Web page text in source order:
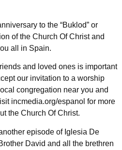
to the “Buklod” or
of the Church Of Christ and
all in Spain.
and loved ones is important
our invitation to a worship
congregation near you and
incmedia.org/espanol for more
the Church Of Christ.
episode of Iglesia De
David and all the brethren